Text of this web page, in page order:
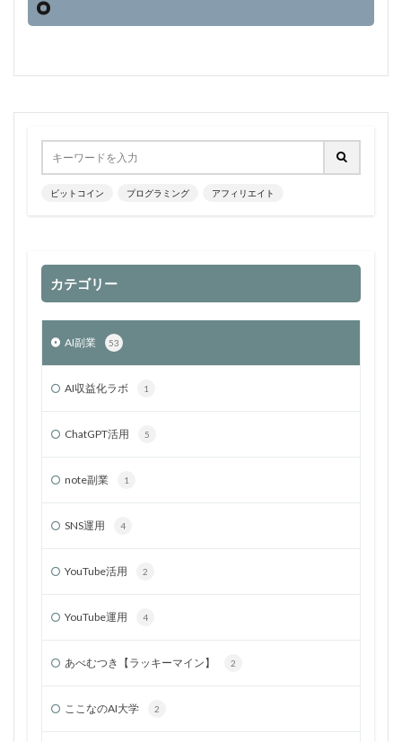
ビットコイン プログラミング アフィリエイト
カテゴリー
AI副業 53
AI収益化ラボ 1
ChatGPT活用 5
note副業 1
SNS運用 4
YouTube活用 2
YouTube運用 4
あべむつき【ラッキーマイン】 2
ここなのAI大学 2